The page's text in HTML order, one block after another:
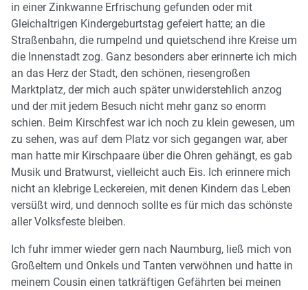
in einer Zinkwanne Erfrischung gefunden oder mit
Gleichaltrigen Kindergeburtstag gefeiert hatte; an die
Straßenbahn, die rumpelnd und quietschend ihre Kreise um
die Innenstadt zog. Ganz besonders aber erinnerte ich mich
an das Herz der Stadt, den schönen, riesengroßen
Marktplatz, der mich auch später unwiderstehlich anzog
und der mit jedem Besuch nicht mehr ganz so enorm
schien. Beim Kirschfest war ich noch zu klein gewesen, um
zu sehen, was auf dem Platz vor sich gegangen war, aber
man hatte mir Kirschpaare über die Ohren gehängt, es gab
Musik und Bratwurst, vielleicht auch Eis. Ich erinnere mich
nicht an klebrige Leckereien, mit denen Kindern das Leben
versüßt wird, und dennoch sollte es für mich das schönste
aller Volksfeste bleiben.
Ich fuhr immer wieder gern nach Naumburg, ließ mich von
Großeltern und Onkels und Tanten verwöhnen und hatte in
meinem Cousin einen tatkräftigen Gefährten bei meinen